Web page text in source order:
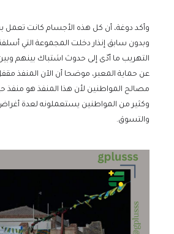
وأكد دوغة، أن كل هذه الأجسام كانت
وبدون سابق إنذار دخلت المجموعة التي
التهريب ما أدّى إلى حدوث اشتباك بينهم
عن حماية المعبر، موضحا أن الآن المنفذ
مصالح المواطنين لأن هذا المنفذ هو منفذ
وكثير من المواطنين يستعملونه لعدة
والتسوق.